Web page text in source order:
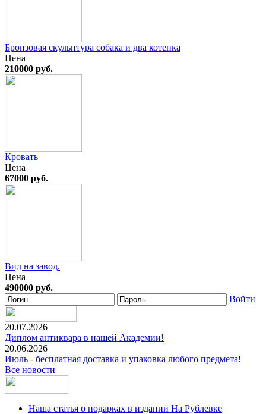
Бронзовая скульптура собака и два котенка
Цена
210000 руб.
Кровать
Цена
67000 руб.
Вид на завод.
Цена
490000 руб.
Войти
20.07.2026
Диплом антиквара в нашей Академии!
20.06.2026
Июль - бесплатная доставка и упаковка любого предмета!
Все новости
Наша статья о подарках в издании На Рублевке